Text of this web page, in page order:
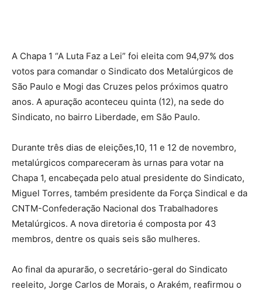
A Chapa 1 “A Luta Faz a Lei” foi eleita com 94,97% dos
votos para comandar o Sindicato dos Metalúrgicos de
São Paulo e Mogi das Cruzes pelos próximos quatro
anos. A apuração aconteceu quinta (12), na sede do
Sindicato, no bairro Liberdade, em São Paulo.
Durante três dias de eleições,10, 11 e 12 de novembro,
metalúrgicos compareceram às urnas para votar na
Chapa 1, encabeçada pelo atual presidente do Sindicato,
Miguel Torres, também presidente da Força Sindical e da
CNTM-Confederação Nacional dos Trabalhadores
Metalúrgicos. A nova diretoria é composta por 43
membros, dentre os quais seis são mulheres.
Ao final da apurarão, o secretário-geral do Sindicato
reeleito, Jorge Carlos de Morais, o Arakém, reafirmou o